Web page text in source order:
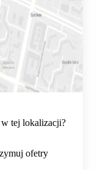
w tej lokalizacji?
ofetry